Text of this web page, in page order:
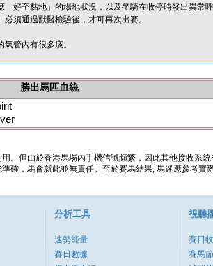
好至黏地」的場地狀況，以及坐騎在收停時發出異常
須通過獸醫檢驗後，才可再次出賽。
管內有很多痰。
勝出馬匹血統
。但由於香港馬場內手機信號頻繁，因此其他接收系
確，馬會就此並無責任。至於賽馬結果, 馬迷應參考實
分析工具
速勢能量
賽日數據
視聽
賽日
賽馬